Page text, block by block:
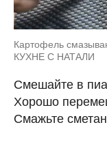
Картофель
КУХНЕ С НАТАЛИ
Смешайте в
Хорошо
Смажьте